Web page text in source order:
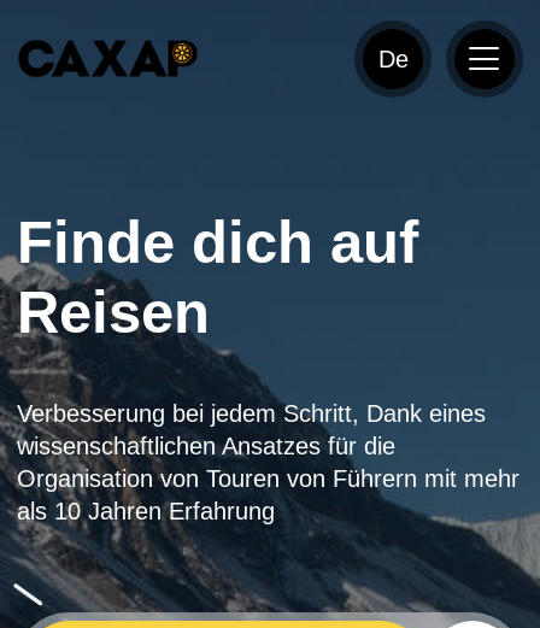
Über 120+ positive
Bewertungen
Reisen
Verbesserung bei jedem Schritt, Dank eines
wissenschaftlichen Ansatzes für die
Organisation von Touren von Führern mit mehr
als 10 Jahren Erfahrung
Eine Tour abholen